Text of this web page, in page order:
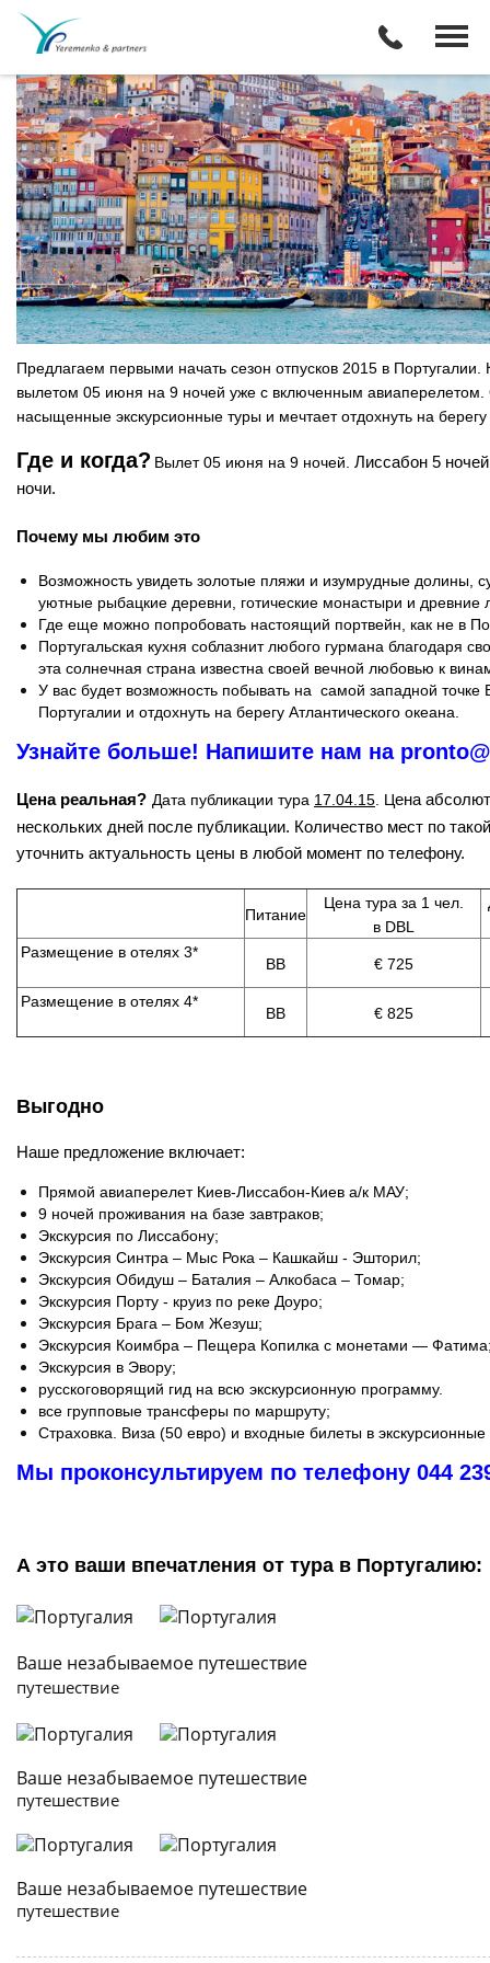
€729 - Португалия на майские +
Предлагаем первыми начать сезон отпусков 2015 в
вылетом 05 июня на 9 ночей уже с включенным
насыщенные экскурсионные туры и мечтает отдохнуть на
Где и когда? Вылет 05 июня на 9 ночей. Лиссабон 5
ночи.
Почему мы любим это
Возможность увидеть золотые пляжи и изумрудные долины,
уютные рыбацкие деревни, готические монастыри и древние
Где еще можно попробовать настоящий портвейн, как не в
Португальская кухня соблазнит любого гурмана благодаря
эта солнечная страна известна своей вечной любовью к
У вас будет возможность побывать на самой западной точке
Португалии и отдохнуть на берегу Атлантического океана.
Узнайте больше! Напишите нам на
Цена реальная? Дата публикации тура 17.04.15 . Цена
нескольких дней после публикации. Количество мест по
уточнить актуальность цены в любой момент по телефону.
Питание
Цена тура за 1 чел.
в DBL
Размещение в отелях 3*
BB € 725
Размещение в отелях 4*
BB € 825
Выгодно
Наше предложение включает:
Прямой авиаперелет Киев-Лиссабон-Киев а/к МАУ;
9 ночей проживания на базе завтраков;
Экскурсия по Лиссабону;
Экскурсия Синтра – Мыс Рока – Кашкайш - Эшторил;
Экскурсия Обидуш – Баталия – Алкобаса – Томар;
Экскурсия Порту - круиз по реке Доуро;
Экскурсия Брага – Бом Жезуш;
Экскурсия Коимбра – Пещера Копилка с монетами —
Экскурсия в Эвору;
русскоговорящий гид на всю экскурсионную программу.
все групповые трансферы по маршруту;
Страховка. Виза (50 евро) и входные билеты в
​Мы проконсультируем по телефону 044
А это ваши впечатления от тура в Португалию:
Ваше незабываемое
путешествие
Ваше незабываемое
путешествие
Ваше незабываемое
путешествие